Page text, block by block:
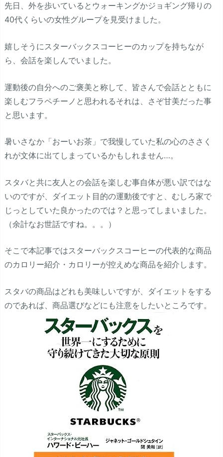
先日、外を歩いているとウォーキングかジョギング帰りの
40代くらいの女性グループを見受けました。
嬉しそうにスターバックスコーヒーのカップを持ちなが
ら、会話を楽しんでいました。
運動後の自分へのご褒美と称して、皆さんで会話とともに
楽しむフラペチーノと思われるそれは、さぞ甘美だった事
と思います。
暑いさなか「おーいお茶」で我慢していた私の心のささく
れが文体に出てしまっているかもしれません…。
スタバと共に友人との会話を楽しむ事自体が悪い訳ではな
いのですが、ダイエット目的の運動後ですと、むしろ家で
じっとしていた良かったのでは？と思ってしまいました。
（余計なお世話ですね。。。）
そこで本記事ではスターバックスコーヒーの代表的な商品
のカロリー紹介・カロリーが控えめな商品を紹介します。
スタバの商品はどれも美味しいですが、ダイエットをする
のであれば、商品選びなどにも注意をしたいところです。